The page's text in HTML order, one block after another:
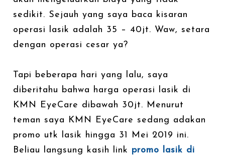
sedikit. Sejauh yang saya baca kisaran
operasi lasik adalah 35 – 40jt. Waw, setara
dengan operasi cesar ya?
Tapi beberapa hari yang lalu, saya
diberitahu bahwa harga operasi lasik di
KMN EyeCare dibawah 30jt. Menurut
teman saya KMN EyeCare sedang adakan
promo utk lasik hingga 31 Mei 2019 ini.
Beliau langsung kasih link promo lasik di